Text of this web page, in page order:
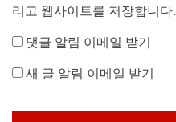
리고 웹사이트를 저장합니다.
댓글 알림 이메일 받기
새 글 알림 이메일 받기